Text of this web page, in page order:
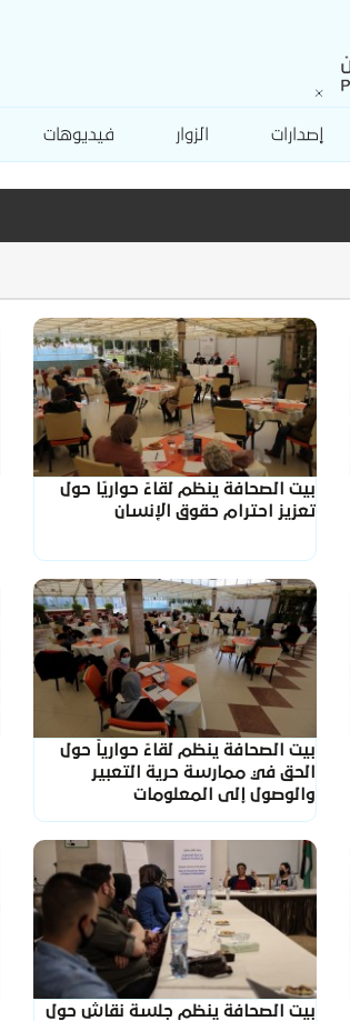
إصدارات الزوار فيديوهات
بيت الصحافة ينظم لقاءً حواريًا حول
تعزيز احترام حقوق الإنسان
بيت الصحافة ينظم لقاءً حوارياً حول
الحق في ممارسة حرية التعبير
والوصول إلى المعلومات
بيت الصحافة ينظم جلسة نقاش حول